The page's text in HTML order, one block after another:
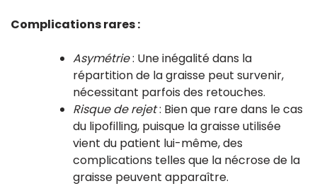
Complications rares :
Asymétrie: Une inégalité dans la
répartition de la graisse peut survenir,
nécessitant parfois des retouches.
Risque de rejet: Bien que rare dans le cas
du lipofilling, puisque la graisse utilisée
vient du patient lui-même, des
complications telles que la nécrose de la
graisse peuvent apparaître.